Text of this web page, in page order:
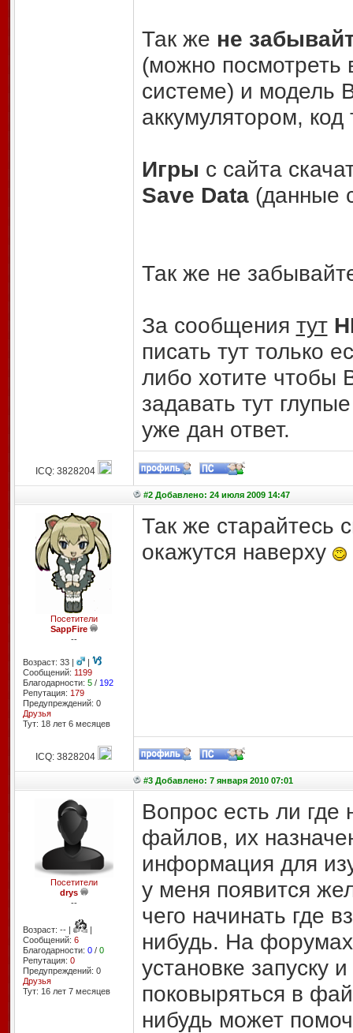
Так же не
(можно посмотреть
системе) и модель
аккумулятором,
Игры с сайта
Save Data(данные
Так же не
За сообщения тут
писать тут только
либо хотите чтобы
задавать тут
уже дан ответ.
ICQ: 3828204
#2 Добавлено: 24 июля 2009 14:47
Посетители
SappFire
--
Возраст: 33 |
|
Сообщений: 1199
Благодарности: 5/ 192
Репутация: 179
Предупреждений: 0
Друзья
Тут: 18 лет 6 месяцев
Так же старайтесь
окажутся наверху
ICQ: 3828204
#3 Добавлено: 7 января 2010 07:01
Посетители
drys
--
Возраст: -- |
|
Сообщений: 6
Благодарности: 0/ 0
Репутация: 0
Предупреждений: 0
Друзья
Тут: 16 лет 7 месяцев
Вопрос есть ли
файлов, их
информация для
у меня появится
чего начинать где
нибудь. На
установке запуску
поковыряться в
нибудь может